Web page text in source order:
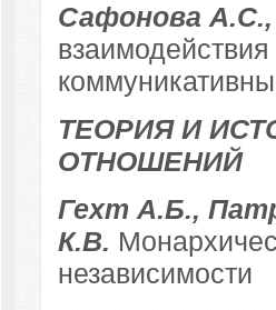
Сафонова
ТЕОРИЯ И
ОТНОШЕНИЙ
Гехт А.Б.,
К.В.
независимости